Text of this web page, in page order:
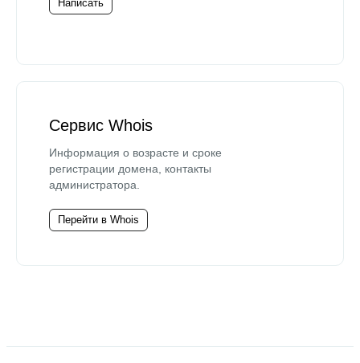
Написать
Сервис Whois
Информация о возрасте и сроке
регистрации домена, контакты
администратора.
Перейти в Whois